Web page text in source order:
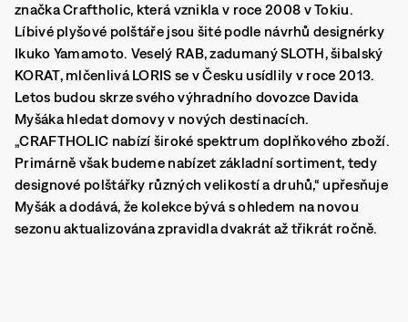
značka Craftholic, která vznikla v roce 2008 v Tokiu.
Líbivé plyšové polštáře jsou šité podle návrhů designérky
Ikuko Yamamoto. Veselý RAB, zadumaný SLOTH, šibalský
KORAT, mlčenlivá LORIS se v Česku usídlily v roce 2013.
Letos budou skrze svého výhradního dovozce Davida
Myšáka hledat domovy v nových destinacích.
„CRAFTHOLIC nabízí široké spektrum doplňkového zboží.
Primárně však budeme nabízet základní sortiment, tedy
designové polštářky různých velikostí a druhů,“ upřesňuje
Myšák a dodává, že kolekce bývá s ohledem na novou
sezonu aktualizována zpravidla dvakrát až třikrát ročně.